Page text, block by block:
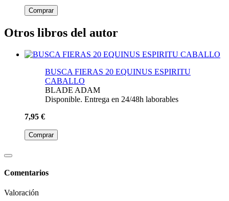
Comprar
Otros libros del autor
BUSCA FIERAS 20 EQUINUS ESPIRITU
CABALLO
BLADE ADAM
Disponible. Entrega en 24/48h laborables
7,95 €
Comprar
Comentarios
Valoración